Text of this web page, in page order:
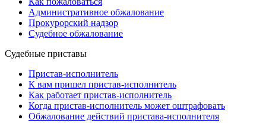
Административное обжалование
Прокурорский надзор
Судебное обжалование
Судебные приставы
Пристав-исполнитель
К вам пришел пристав-исполнитель
Как работает пристав-исполнитель
Когда пристав-исполнитель может оштрафовать
Обжалование действий пристава-исполнителя